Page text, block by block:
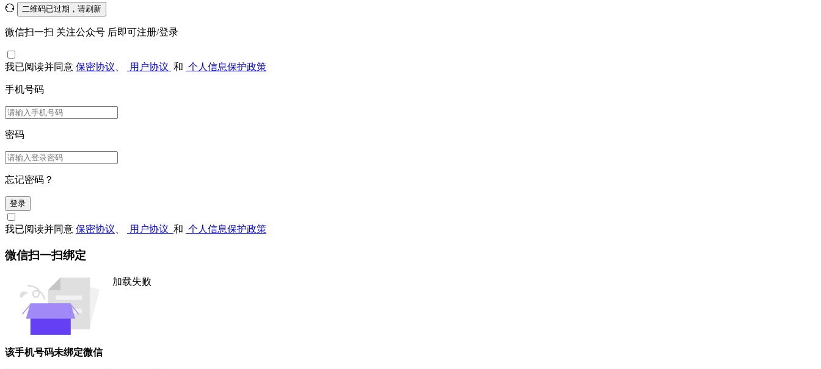
二维码已过期，请刷新
微信扫一扫 关注公众号 后即可注册/登录
我已阅读并同意 保密协议 用户协议 和 个人信息保护政策
手机号码
密码
忘记密码？
登录
我已阅读并同意 保密协议 用户协议 和 个人信息保护政策
微信扫一扫绑定
加载失败
该手机号码未绑定微信